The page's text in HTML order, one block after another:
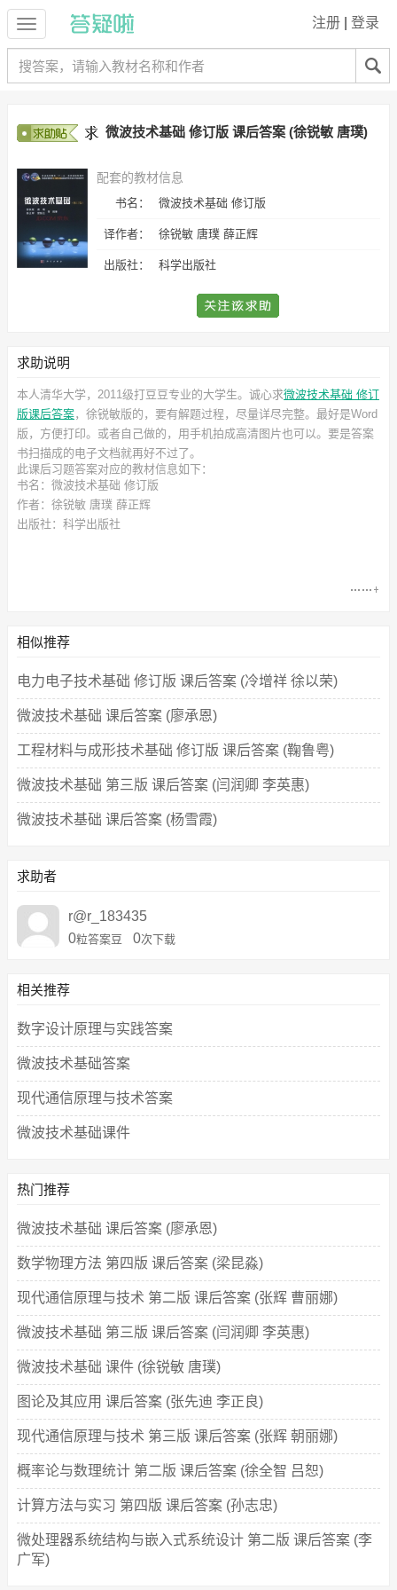
注册 登录
微波技术基础 修订版 课后答案 (徐锐敏 唐璞)
配套的教材信息
书名： 微波技术基础 修订版
译作者： 徐锐敏 唐璞 薛正辉
出版社： 科学出版社
求助说明
本人清华大学，2011级打豆豆专业的大学生。诚心求微波技术基础 修订
版课后答案，徐锐敏版的，要有解题过程，尽量详尽完整。最好是Word
版，方便打印。或者自己做的，用手机拍成高清图片也可以。要是答案
书扫描成的电子文档就再好不过了。
此课后习题答案对应的教材信息如下：
书名：微波技术基础 修订版
作者：徐锐敏 唐璞 薛正辉
出版社：科学出版社
相似推荐
电力电子技术基础 修订版 课后答案 (冷增祥 徐以荣)
微波技术基础 课后答案 (廖承恩)
工程材料与成形技术基础 修订版 课后答案 (鞠鲁粤)
微波技术基础 第三版 课后答案 (闫润卿 李英惠)
微波技术基础 课后答案 (杨雪霞)
求助者
r@r_183435
0粒答案豆 0次下载
相关推荐
数字设计原理与实践答案
微波技术基础答案
现代通信原理与技术答案
微波技术基础课件
热门推荐
微波技术基础 课后答案 (廖承恩)
数学物理方法 第四版 课后答案 (梁昆淼)
现代通信原理与技术 第二版 课后答案 (张辉 曹丽娜)
微波技术基础 第三版 课后答案 (闫润卿 李英惠)
微波技术基础 课件 (徐锐敏 唐璞)
图论及其应用 课后答案 (张先迪 李正良)
现代通信原理与技术 第三版 课后答案 (张辉 朝丽娜)
概率论与数理统计 第二版 课后答案 (徐全智 吕恕)
计算方法与实习 第四版 课后答案 (孙志忠)
微处理器系统结构与嵌入式系统设计 第二版 课后答案 (李
广军)